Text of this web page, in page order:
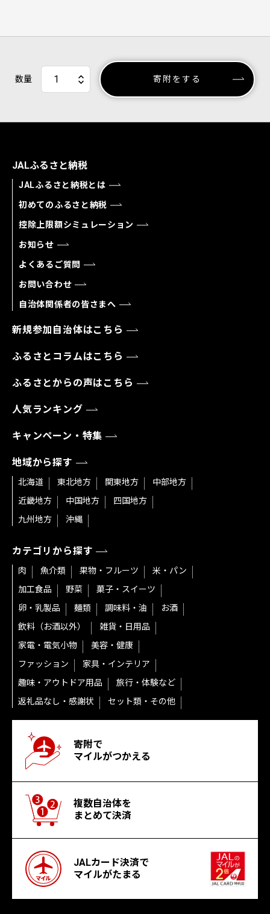
数量 寄附をする
JALふるさと納税
JALふるさと納税とは
初めてのふるさと納税
控除上限額シミュレーション
お知らせ
よくあるご質問
お問い合わせ
自治体関係者の皆さまへ
新規参加自治体はこちら
ふるさとコラムはこちら
ふるさとからの声はこちら
人気ランキング
キャンペーン・特集
地域から探す
北海道 東北地方 関東地方
中部地方
近畿地方
中国地方
四国地方
九州地方
沖縄
カテゴリから探す
肉 魚介類 果物・フルーツ
米・パン
加工食品
野菜
菓子・スイーツ
卵・乳製品
麺類 調味料・油
お酒
飲料（お酒以外）
雑貨・日用品
家電・電気小物
美容・健康
ファッション
家具・インテリア
趣味・アウトドア用品
旅行・体験など
返礼品なし・感謝状
セット類・その他
寄附で
マイルがつかえる
複数自治体を
まとめて決済
JALカード決済で
マイルがたまる